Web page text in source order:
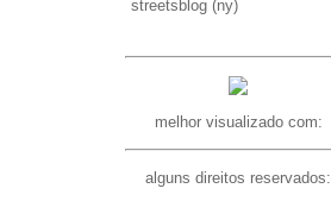
streetsblog (ny)
melhor visualizado com:
alguns direitos reservados: